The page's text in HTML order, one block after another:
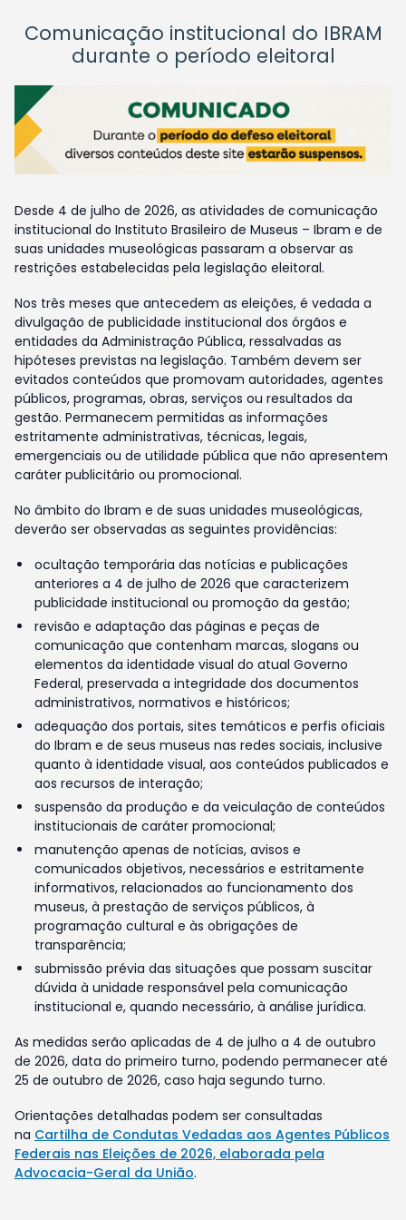
Comunicação institucional do IBRAM
durante o período eleitoral
Desde 4 de julho de 2026, as atividades de comunicação
institucional do Instituto Brasileiro de Museus – Ibram e de
suas unidades museológicas passaram a observar as
restrições estabelecidas pela legislação eleitoral.
Nos três meses que antecedem as eleições, é vedada a
divulgação de publicidade institucional dos órgãos e
entidades da Administração Pública, ressalvadas as
hipóteses previstas na legislação. Também devem ser
evitados conteúdos que promovam autoridades, agentes
públicos, programas, obras, serviços ou resultados da
gestão. Permanecem permitidas as informações
estritamente administrativas, técnicas, legais,
emergenciais ou de utilidade pública que não apresentem
caráter publicitário ou promocional.
No âmbito do Ibram e de suas unidades museológicas,
deverão ser observadas as seguintes providências:
ocultação temporária das notícias e publicações
anteriores a 4 de julho de 2026 que caracterizem
publicidade institucional ou promoção da gestão;
revisão e adaptação das páginas e peças de
comunicação que contenham marcas, slogans ou
elementos da identidade visual do atual Governo
Federal, preservada a integridade dos documentos
administrativos, normativos e históricos;
adequação dos portais, sites temáticos e perfis oficiais
do Ibram e de seus museus nas redes sociais, inclusive
quanto à identidade visual, aos conteúdos publicados e
aos recursos de interação;
suspensão da produção e da veiculação de conteúdos
institucionais de caráter promocional;
manutenção apenas de notícias, avisos e
comunicados objetivos, necessários e estritamente
informativos, relacionados ao funcionamento dos
museus, à prestação de serviços públicos, à
programação cultural e às obrigações de
transparência;
submissão prévia das situações que possam suscitar
dúvida à unidade responsável pela comunicação
institucional e, quando necessário, à análise jurídica.
As medidas serão aplicadas de 4 de julho a 4 de outubro
de 2026, data do primeiro turno, podendo permanecer até
25 de outubro de 2026, caso haja segundo turno.
Orientações detalhadas podem ser consultadas
na Cartilha de Condutas Vedadas aos Agentes Públicos
Federais nas Eleições de 2026, elaborada pela
Advocacia-Geral da União.